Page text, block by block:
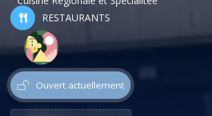
RESTAURANTS
Ouvert actuellement